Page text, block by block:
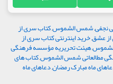
نجفی,شمس الشموس,کتاب سری از
عشق,خرید اینترنتی کتاب سری از
,هیئت تحریریه مؤسسه فرهنگی
مطالعاتی شمس الشموس,کتاب های
ماه مبارک رمضان,دعاهای ماه